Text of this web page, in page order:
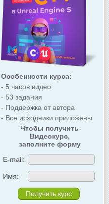
Особенности курса:
- 5 часов видео
- 53 задания
- Поддержка от автора
- Все исходники приложены
Чтобы получить
Видеокурс,
заполните форму
E-mail:
Имя: